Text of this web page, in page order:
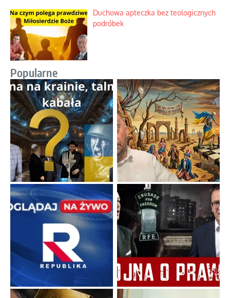
Duchowa apteczka bez teologicznych
podróbek
Popularne